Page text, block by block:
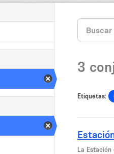
3
Etiquetas:
La